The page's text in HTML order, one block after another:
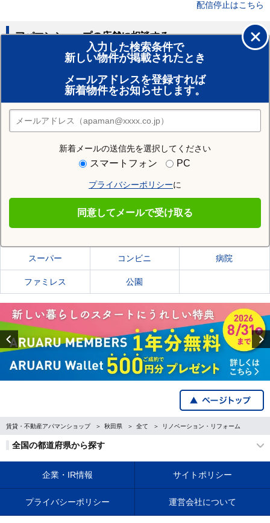
配信停止はこちら
入力した検索条件で
新しい物件が掲載されたとき
メールアドレスを登録すれば
新着物件をお知らせします。
新着メールの送信先を選択してください
スマートフォン PC
プライバシーポリシーに
同意してメールで受け取る
アパマンショップの店舗に相談する
賃貸のプロがお部屋探し！
おまかせ物件リクエスト
住みたい街の店舗を探す
店舗検索
住む街研究所で大館市の情報を見る
大館市の施設一覧
スーパー コンビニ 病院
ファミレス 公園
Previous
賃貸・不動産アパマンショップ 秋田県 全て リノベーション・リフォーム
全国の都道府県から探す
企業・IR情報 サイトポリシー
プライバシーポリシー 運営会社について